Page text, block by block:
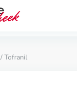
/ Tofranil